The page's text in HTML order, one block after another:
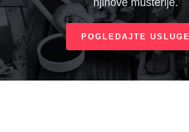
POGLEDAJTE USLUGE